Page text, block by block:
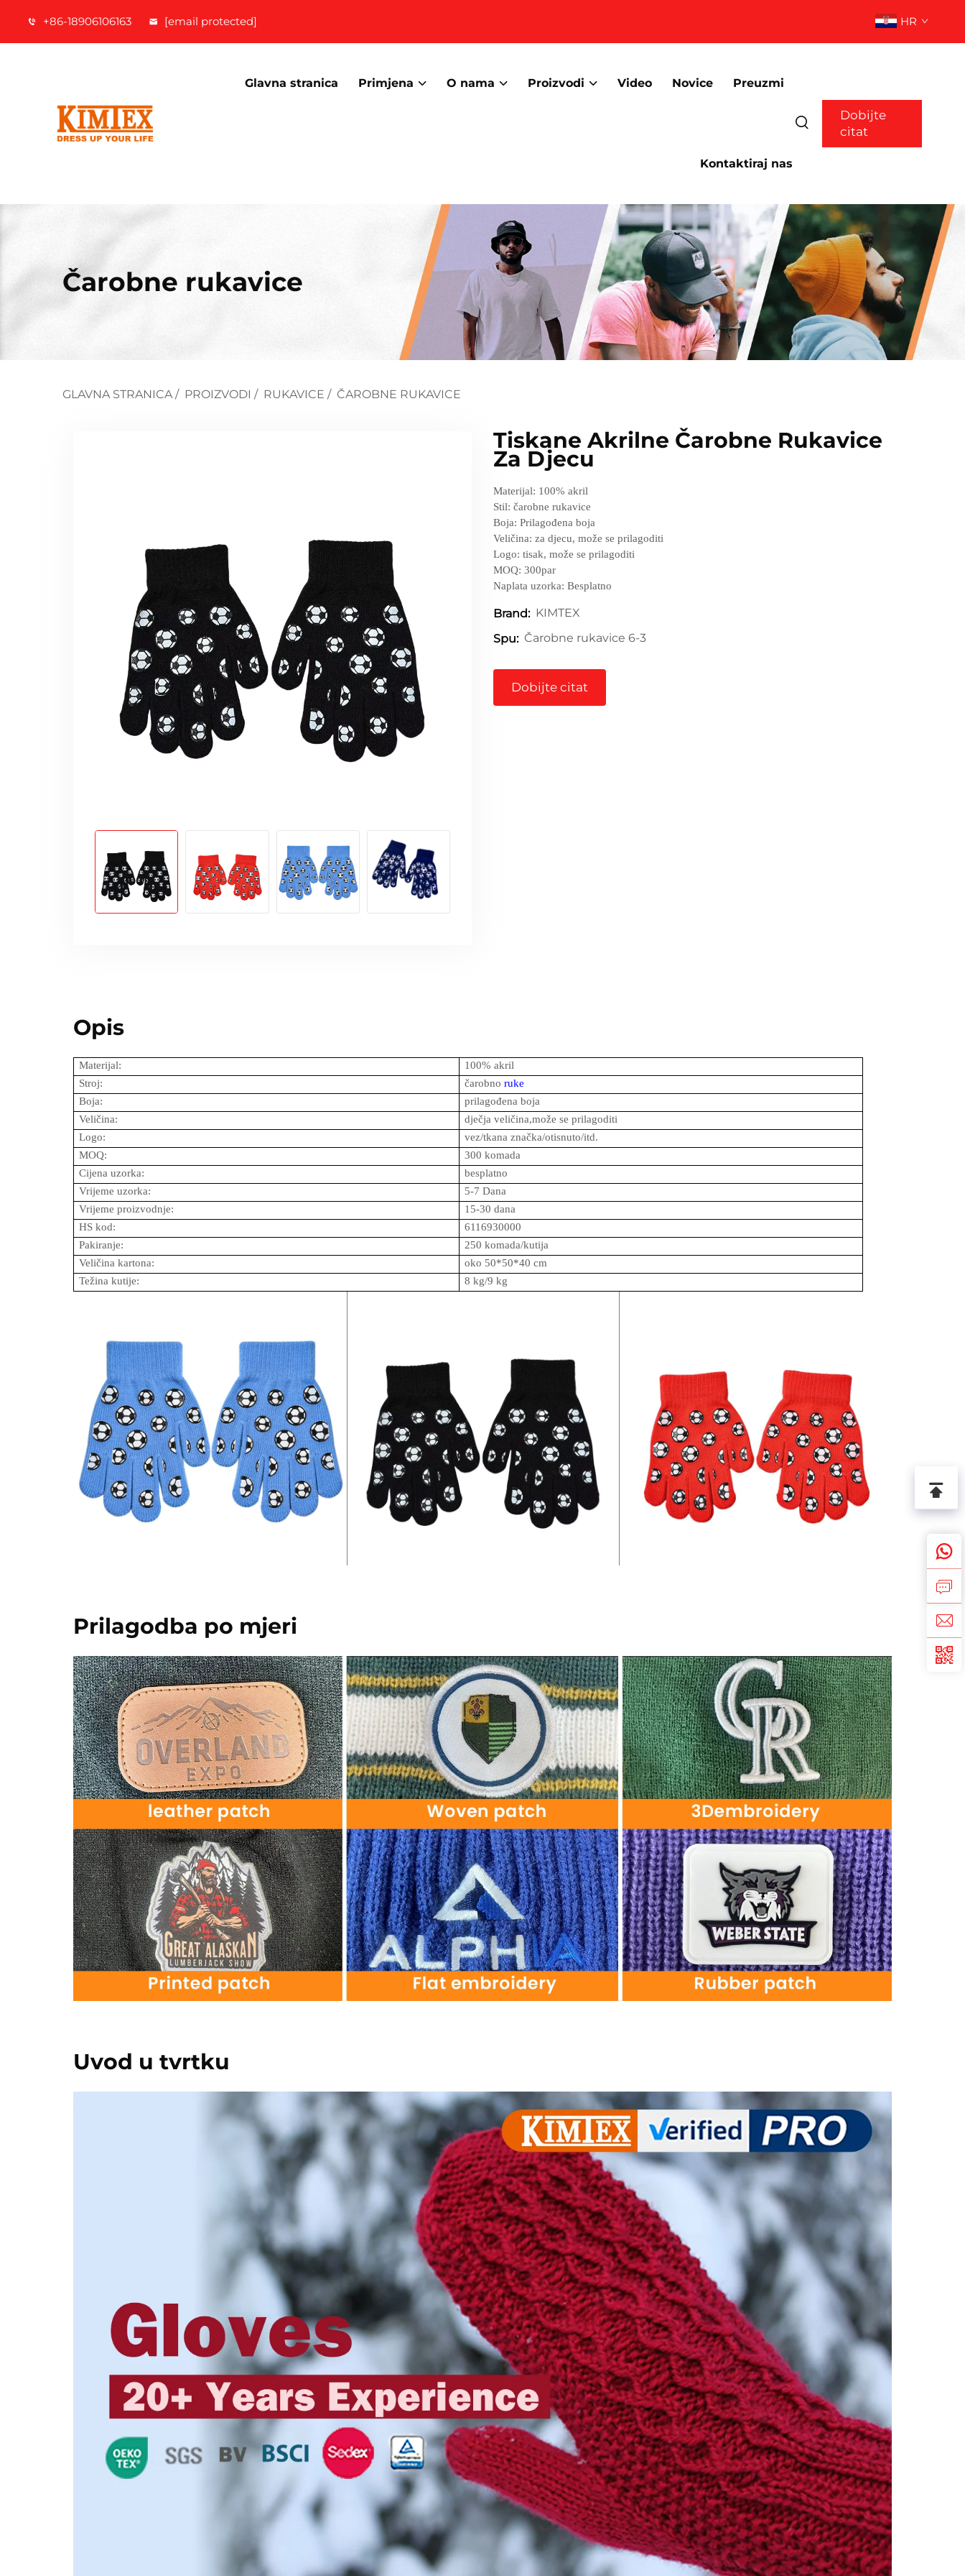
+86-18906106163 [email protected] HR
Glavna stranica Primjena O nama Proizvodi Video Novice Preuzmi
Kontaktiraj nas
Dobijte
citat
Čarobne rukavice
GLAVNA STRANICA / PROIZVODI / RUKAVICE / ČAROBNE RUKAVICE
Tiskane Akrilne Čarobne Rukavice
Za Djecu
Materijal: 100% akril
Stil: čarobne rukavice
Boja: Prilagođena boja
Veličina: za djecu, može se prilagoditi
Logo: tisak, može se prilagoditi
MOQ: 300par
Naplata uzorka: Besplatno
Brand: KIMTEX
Spu: Čarobne rukavice 6-3
Dobijte citat
Opis
Materijal:
100% akril
Stroj:
čarobnoruke
Boja:
prilagođena boja
Veličina:
dječja veličina,može se prilagoditi
Logo:
vez/tkana značka/otisnuto/itd.
MOQ:
300 komada
Cijena uzorka:
besplatno
Vrijeme uzorka:
5-7 Dana
Vrijeme proizvodnje:
15-30 dana
HS kod:
6116930000
Pakiranje:
250 komada/kutija
Veličina kartona:
oko 50*50*40 cm
Težina kutije:
8 kg/9 kg
Prilagodba po mjeri
Uvod u tvrtku